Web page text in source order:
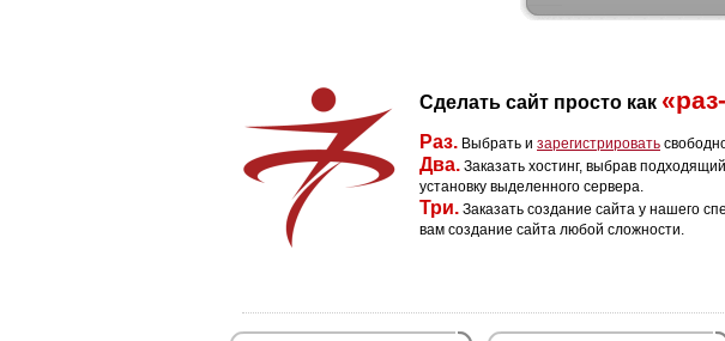
Сделать сайт просто как
Раз. Выбрать и зарегистрировать
Два. Заказать хостинг, выбрав
установку выделенного сервера.
Три. Заказать создание сайта у нашего
вам создание сайта любой сложности.